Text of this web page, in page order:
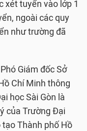
xét tuyển vào lớp 1
ngoài các quy
như trường đã
Giám đốc Sở
Chí Minh thông
học Sài Gòn là
của Trường Đại
tạo Thành phố Hồ